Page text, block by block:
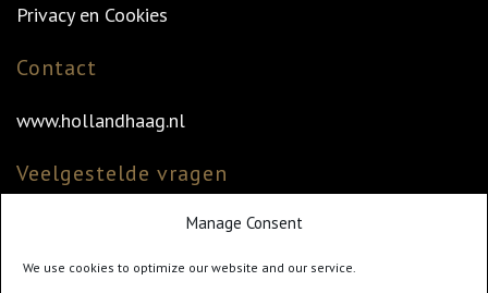
Manage Consent
We use cookies to optimize our website and our service.
Privacy en Cookies
Contact
www.hollandhaag.nl
Veelgestelde vragen
Veelgestelde vragen